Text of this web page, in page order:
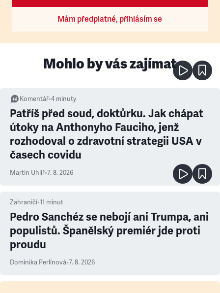
Mám předplatné, přihlásím se
Mohlo by vás zajímat
Komentář•4 minuty
Patříš před soud, doktůrku. Jak chápat
útoky na Anthonyho Fauciho, jenž
rozhodoval o zdravotní strategii USA v
časech covidu
Martin Uhlíř•7. 8. 2026
Zahraničí•11 minut
Pedro Sanchéz se nebojí ani Trumpa, ani
populistů. Španělský premiér jde proti
proudu
Dominika Perlínová•7. 8. 2026